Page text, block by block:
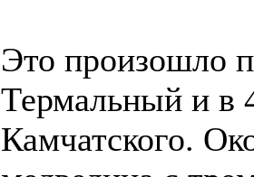
Это произошло
Термальный и в
Камчатского.